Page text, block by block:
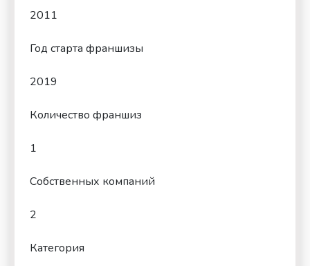
2011
Год старта франшизы
2019
Количество франшиз
1
Собственных компаний
2
Категория